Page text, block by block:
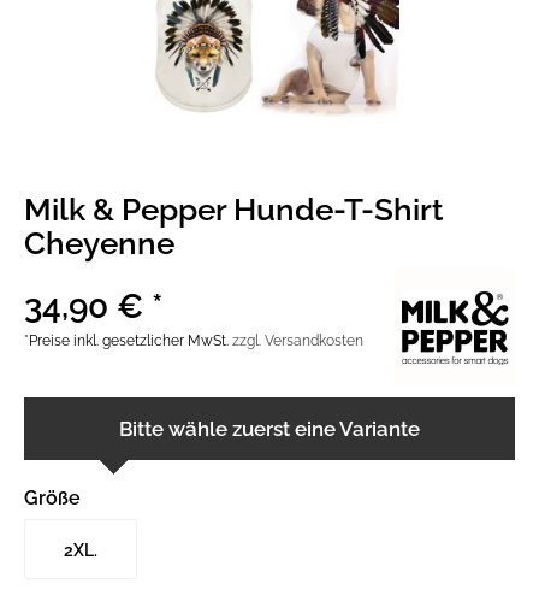
Milk & Pepper Hunde-T-Shirt
Cheyenne
34,90 € *
*Preise inkl. gesetzlicher MwSt. zzgl. Versandkosten
Bitte wähle zuerst eine Variante
Größe
2XL.